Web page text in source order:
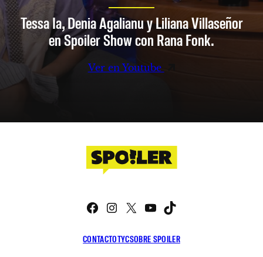
Tessa Ia, Denia Agalianu y Liliana Villaseñor
en Spoiler Show con Rana Fonk.
Ver en Youtube
CONTACTOTYCSOBRE SPOILER
Facebook
Instagram
X YouTube